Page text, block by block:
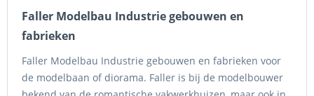
Faller Modelbau Industrie gebouwen en
fabrieken
Faller Modelbau Industrie gebouwen en fabrieken voor
de modelbaan of diorama. Faller is bij de modelbouwer